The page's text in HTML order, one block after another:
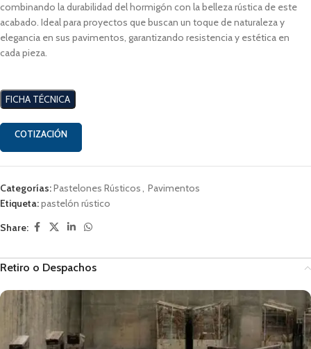
combinando la durabilidad del hormigón con la belleza rústica de este
acabado. Ideal para proyectos que buscan un toque de naturaleza y
elegancia en sus pavimentos, garantizando resistencia y estética en
cada pieza.
FICHA TÉCNICA
COTIZACIÓN
Categorías:Pastelones Rústicos, Pavimentos
Etiqueta:pastelón rústico
Share:
Retiro o Despachos